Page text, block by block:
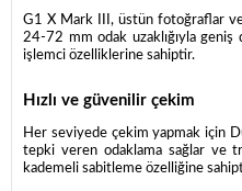
G1 X Mark III, üstün fotoğraflar
24-72 mm odak uzaklığıyla
işlemci özelliklerine sahiptir.
Hızlı ve güvenilir çekim
Her seviyede çekim yapmak için
tepki veren odaklama sağlar ve
kademeli sabitleme özelliğine